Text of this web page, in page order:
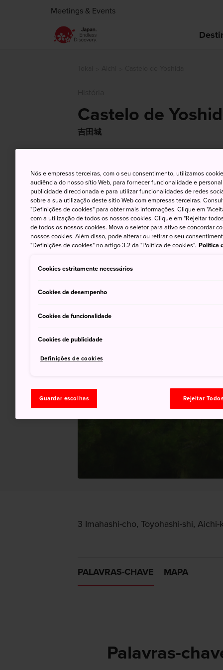
Meetings & Events
Castelo de
吉田城
3 Imahashi-cho, Toyohashi-shi, Aichi-
PALAVRAS-CHAVE MAPA
Palavras-
Nós e empresas terceiras, com o seu consentimento, utilizamos
audiência do nosso sítio Web, para fornecer funcionalidade e
publicidade direccionada e para utilizar funcionalidades de redes
sobre a sua utilização deste sítio Web com empresas terceiras.
"Definições de cookies" para obter mais informações. Clique em
com a utilização de todos os nossos cookies. Clique em "Rejeitar
de todos os nossos cookies. Mova o seletor para ativo se concordar
nossos cookies. Além disso, pode alterar ou retirar o seu
"Definições de cookies" no artigo 3.2 da "Política de cookies". Política
Cookies estritamente necessários
Cookies de desempenho
Cookies de funcionalidade
Cookies de publicidade
Definições de cookies
Guardar escolhas Rejeitar Todos